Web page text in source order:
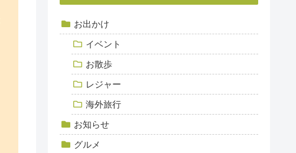
お出かけ
イベント
お散歩
レジャー
海外旅行
お知らせ
グルメ